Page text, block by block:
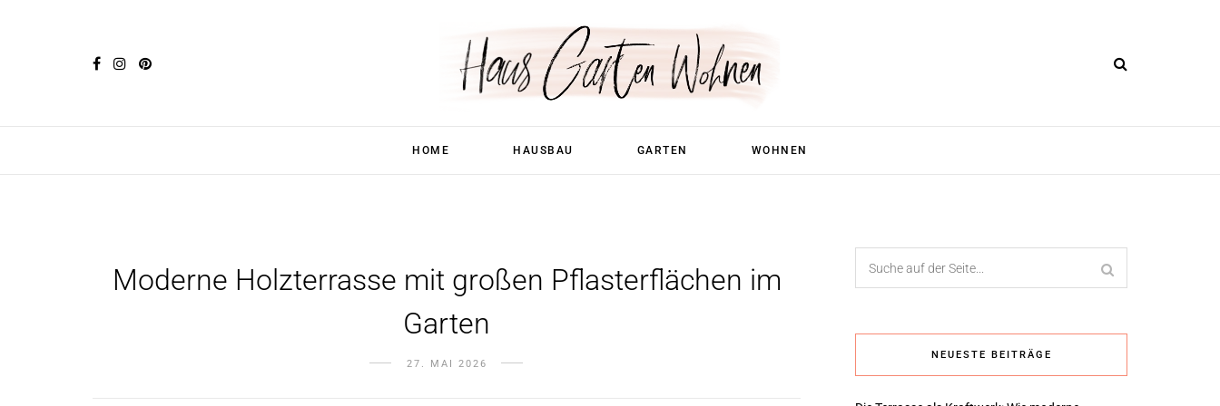
HOME HAUSBAU GARTEN WOHNEN
Moderne Holzterrasse mit großen Pflasterflächen im
Garten
27. MAI 2026
NEUESTE BEITRÄGE